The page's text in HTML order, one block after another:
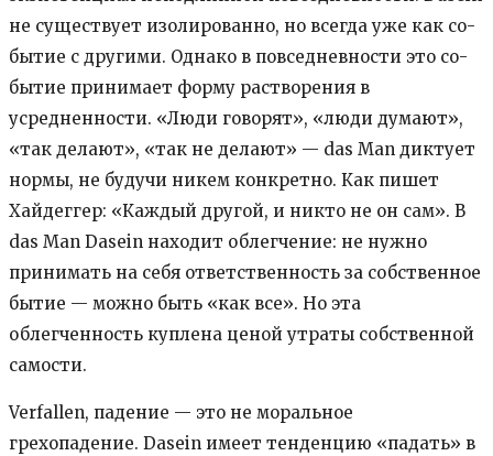
не существует изолированно, но всегда уже как со-
бытие с другими. Однако в повседневности это со-
бытие принимает форму растворения в
усредненности. «Люди говорят», «люди думают»,
«так делают», «так не делают» — das Man диктует
нормы, не будучи никем конкретно. Как пишет
Хайдеггер: «Каждый другой, и никто не он сам». В
das Man Dasein находит облегчение: не нужно
принимать на себя ответственность за собственное
бытие — можно быть «как все». Но эта
облегченность куплена ценой утраты собственной
самости.
Verfallen, падение — это не моральное
грехопадение. Dasein имеет тенденцию «падать» в